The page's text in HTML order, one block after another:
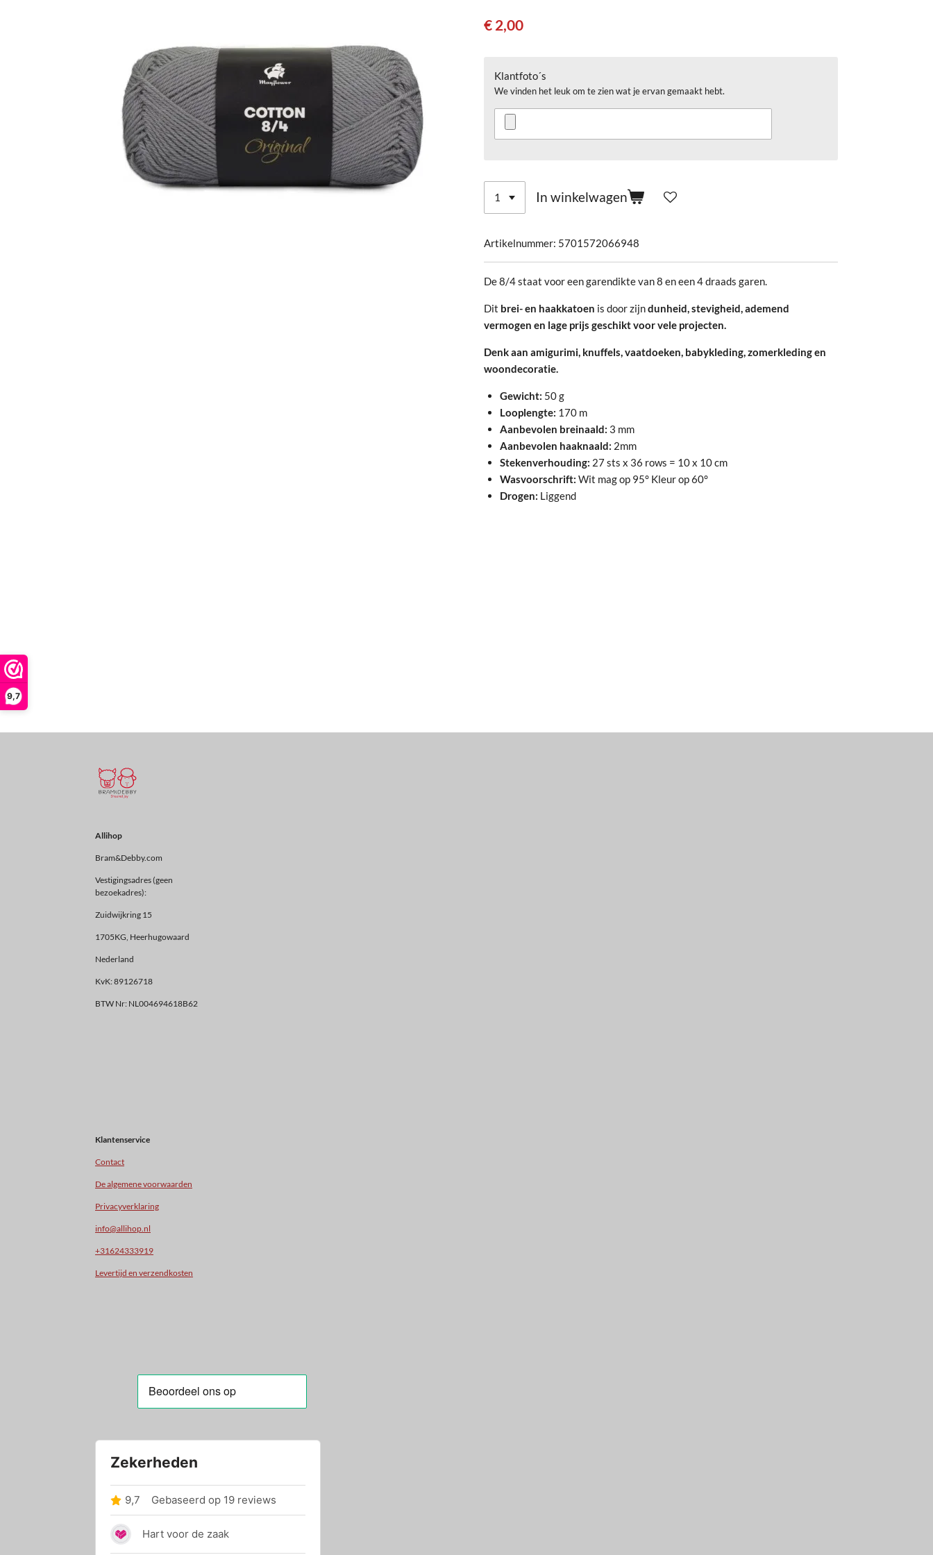
9,7
€ 2,00
Klantfoto´s
We vinden het leuk om te zien wat je ervan gemaakt hebt.
In winkelwagen
Artikelnummer: 5701572066948
De 8/4 staat voor een garendikte van 8 en een 4 draads garen.
Dit brei- en haakkatoen is door zijndunheid, stevigheid, ademend
vermogen en lage prijs geschikt voor vele projecten.
Denk aan amigurimi, knuffels, vaatdoeken, babykleding, zomerkleding en
woondecoratie.
Gewicht: 50 g
Looplengte: 170 m
Aanbevolen breinaald: 3 mm
Aanbevolen haaknaald: 2mm
Stekenverhouding: 27 sts x 36 rows = 10 x 10 cm
Wasvoorschrift: Wit mag op 95° Kleur op 60°
Drogen: Liggend
Allihop
Bram&Debby.com
Vestigingsadres (geen
bezoekadres):
Zuidwijkring 15
1705KG, Heerhugowaard
Nederland
KvK: 89126718
BTW Nr: NL004694618B62
Klantenservice
Contact
De algemene voorwaarden
Privacyverklaring
info@allihop.nl
+31624333919
Levertijd en verzendkosten